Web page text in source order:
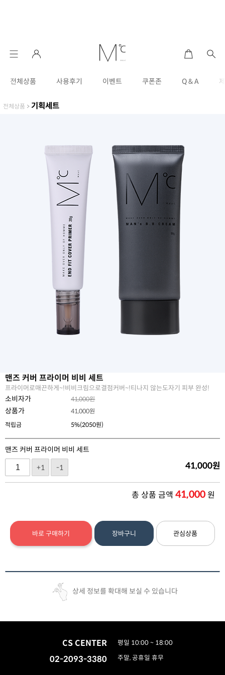
전체상품 사용후기 이벤트 쿠폰존 Q & A
전체상품 > 기획세트
맨즈 커버 프라이머 비비 세트
프라이머로매끈하게~!비비크림으로결점커버~!티나지 않는도자기 피부 완성!
소비자가 41,000원
상품가 41,000원
적립금
5%(2050원)
맨즈 커버 프라이머 비비 세트
+1
-1 41,000원
총 상품 금액 41,000원
바로 구매하기 장바구니 관심상품
상세 정보를 확대해 보실 수 있습니다
CS CENTER
02-2093-3380
평일 10:00 ~ 18:00
주말, 공휴일 휴무